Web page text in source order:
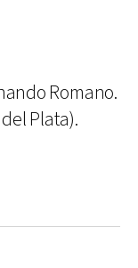
Romano.
Plata).